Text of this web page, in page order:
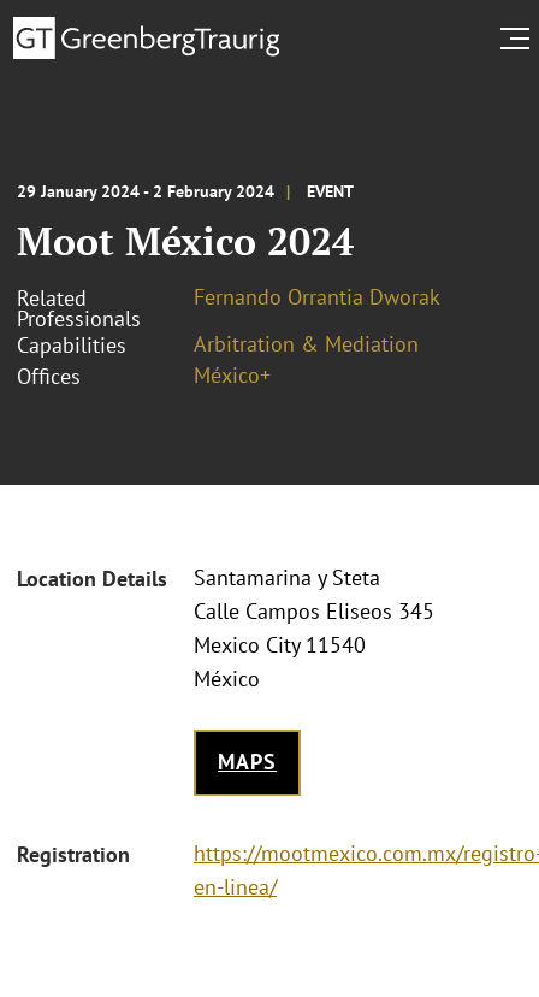
29 January 2024 - 2 February 2024 EVENT
Moot México 2024
Related
Professionals
Fernando Orrantia Dworak
Capabilities
Arbitration & Mediation
Offices
México+
Location Details
Santamarina y Steta
Calle Campos Eliseos 345
Mexico City 11540
México
MAPS
Registration
https://mootmexico.com.mx/
en-linea/